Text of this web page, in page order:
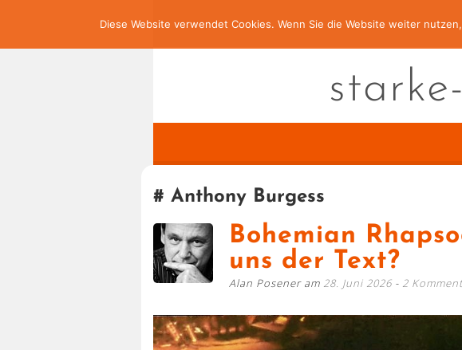
Anthony Burgess
Bohemian
uns der Text?
Alan Posener am 28. Juni 2026 2
Diese Website verwendet Cookies. Wenn Sie die Website weiter